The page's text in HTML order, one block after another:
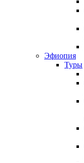
Эфиопия
Туры